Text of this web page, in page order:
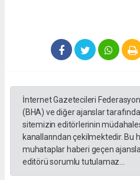
İnternet Gazetecileri
(BHA) ve diğer ajanslar
sitemizin editörlerinin
kanallarından çekilmektedir. Bu
muhataplar haberi geçen
editörü sorumlu tutulamaz...